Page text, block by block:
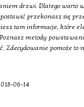
drzwi. Dlatego warto
przekonasz się
tam informacje, które
metody
Zdecydowanie pomoże to
06-14